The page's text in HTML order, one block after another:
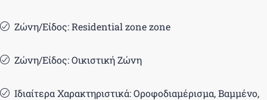
Ζώνη/Είδος: Residential zone zone
Ζώνη/Είδος: Οικιστική Ζώνη
Ιδιαίτερα Χαρακτηριστικά: Οροφοδιαμέρισμα, Βαμμένο,